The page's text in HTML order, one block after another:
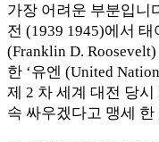
가장 어려운 부분입니
전 (1939 1945)에서
(Franklin D.
한 ‘유엔 (United
제 2 차 세계 대전 당
속 싸우겠다고 맹세 한